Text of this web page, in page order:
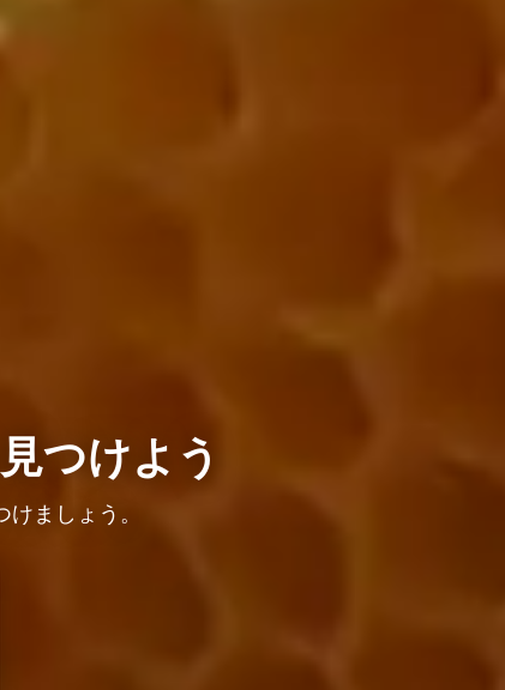
つけよう
ましょう。